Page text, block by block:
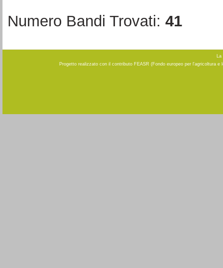
Numero Bandi Trovati: 41
Progetto realizzato con il contributo FEASR (Fondo europeo per l'agricoltura